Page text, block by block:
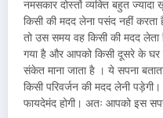
नमसकार दोस्तों व्यक्ति बहुत ज्यादा
किसी की मदद लेना पसंद नहीं
तो उस समय वह किसी की मदद
गया है और आपको किसी दूसरे के घर
संकेत माना जाता है । ये सपना
किसी परिवर्जन की मदद लेनी
फायदेमंद होगी। अतः आपको इस